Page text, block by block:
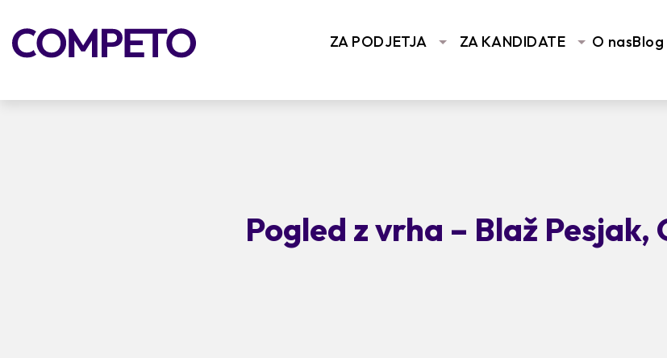
ZA PODJETJA ZA KANDIDATE O nas
Pogled z vrha – Blaž Pesjak,